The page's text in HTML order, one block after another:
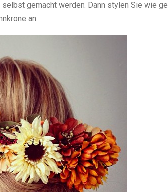
gemacht werden. Dann stylen Sie wie
an.